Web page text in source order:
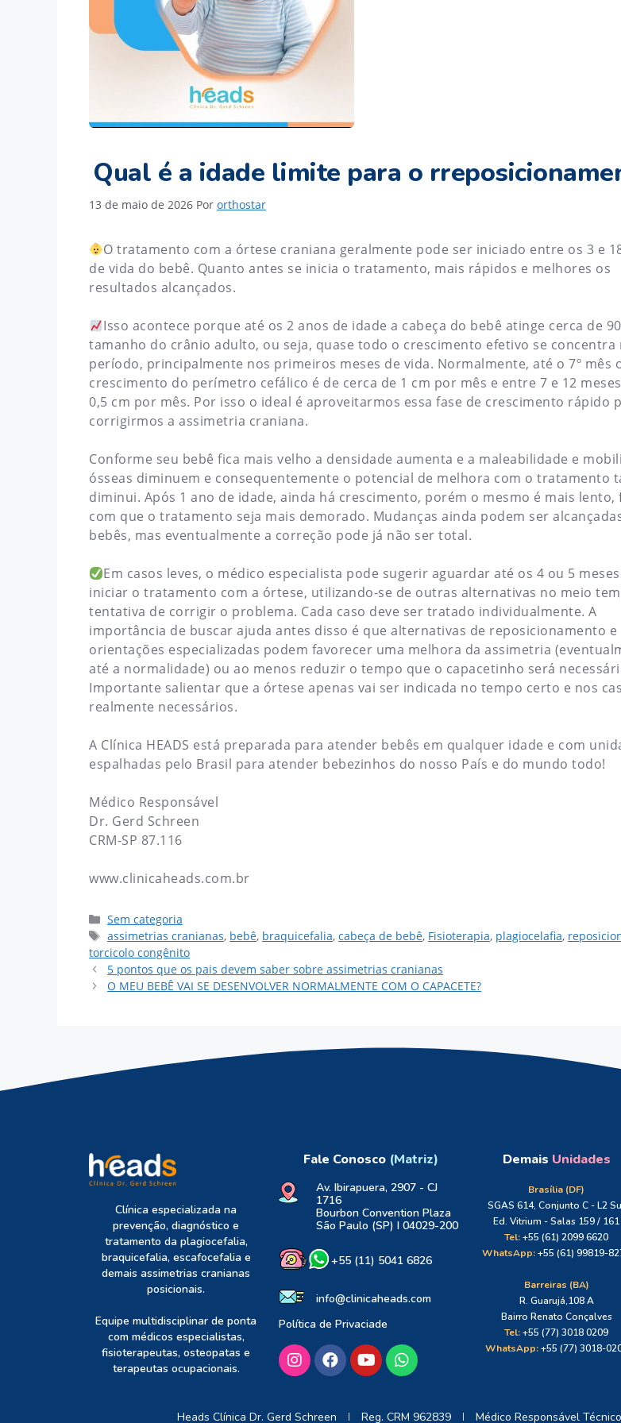
Qual é a idade limite para o
13 de maio de 2026 Por orthostar
O tratamento com a órtese craniana geralmente pode ser iniciado entre os 3 e
de vida do bebê. Quanto antes se inicia o tratamento, mais rápidos e melhores os
resultados alcançados.
Isso acontece porque até os 2 anos de idade a cabeça do bebê atinge cerca de
tamanho do crânio adulto, ou seja, quase todo o crescimento efetivo se concentra
período, principalmente nos primeiros meses de vida. Normalmente, até o 7º mês
crescimento do perímetro cefálico é de cerca de 1 cm por mês e entre 7 e 12
0,5 cm por mês. Por isso o ideal é aproveitarmos essa fase de crescimento rápido
corrigirmos a assimetria craniana.
Conforme seu bebê fica mais velho a densidade aumenta e a maleabilidade e
ósseas diminuem e consequentemente o potencial de melhora com o tratamento
diminui. Após 1 ano de idade, ainda há crescimento, porém o mesmo é mais lento,
com que o tratamento seja mais demorado. Mudanças ainda podem ser
bebês, mas eventualmente a correção pode já não ser total.
Em casos leves, o médico especialista pode sugerir aguardar até os 4 ou 5
iniciar o tratamento com a órtese, utilizando-se de outras alternativas no meio
tentativa de corrigir o problema. Cada caso deve ser tratado individualmente. A
importância de buscar ajuda antes disso é que alternativas de reposicionamento e
orientações especializadas podem favorecer uma melhora da assimetria
até a normalidade) ou ao menos reduzir o tempo que o capacetinho será
Importante salientar que a órtese apenas vai ser indicada no tempo certo e nos
realmente necessários.
A Clínica HEADS está preparada para atender bebês em qualquer idade e com
espalhadas pelo Brasil para atender bebezinhos do nosso País e do mundo todo!
Médico Responsável
Dr. Gerd Schreen
CRM-SP 87.116
www.clinicaheads.com.br
Sem categoria
assimetrias cranianas, bebê, braquicefalia,cabeça de bebê, Fisioterapia, plagiocelafia,
torcicolo congênito
5 pontos que os pais devem saber sobre assimetrias cranianas
O MEU BEBÊ VAI SE DESENVOLVER NORMALMENTE COM O CAPACETE?
Clínica especializada na
prevenção, diagnóstico e
tratamento da plagiocefalia,
braquicefalia, escafocefalia e
demais assimetrias cranianas
posicionais.
Equipe multidisciplinar de ponta
com médicos especialistas,
fisioterapeutas, osteopatas e
terapeutas ocupacionais.
Fale Conosco (Matriz)
Av. Ibirapuera, 2907 - CJ
1716
Bourbon Convention Plaza
São Paulo (SP) I 04029-200
+55 (11) 5041 6826
info@clinicaheads.com
Política de Privaciade
Demais Unidades
Brasília (DF)
SGAS 614, Conjunto C - L2
Ed. Vitrium - Salas 159 / 161
Tel:+55 (61) 2099 6620
WhatsApp:+55 (61) 99819-
Barreiras (BA)
R. Guarujá,108 A
Bairro Renato Conçalves
Tel:+55 (77) 3018 0209
WhatsApp:+55 (77) 3018-
Heads Clínica Dr. Gerd Schreen Reg. CRM 962839 Médico Responsável